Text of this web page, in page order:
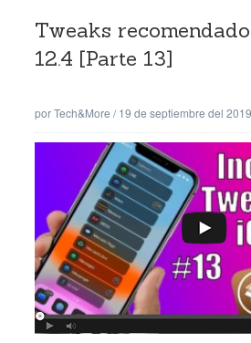
Tweaks
12.4 [Parte 13]
porTech&More /19 de septiembre del